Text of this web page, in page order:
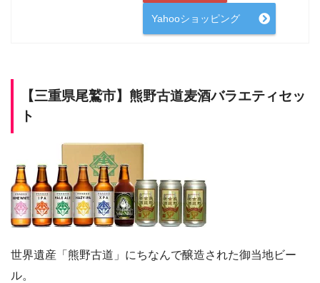
Yahooショッピング
【三重県尾鷲市】熊野古道麦酒バラエティセッ
ト
世界遺産「熊野古道」にちなんで醸造された御当地ビー
ル。